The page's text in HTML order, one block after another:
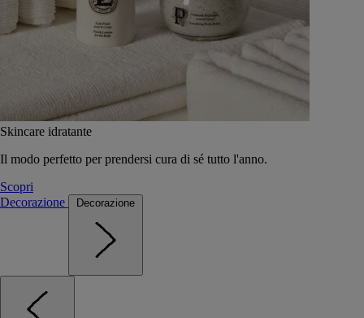
Skincare idratante
Il modo perfetto per prendersi cura di sé tutto l'anno.
Scopri
Decorazione
Decorazione